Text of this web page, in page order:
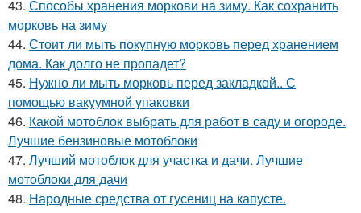
43. Способы хранения моркови на зиму. Как сохранить
морковь на зиму
44. Стоит ли мыть покупную морковь перед хранением
дома. Как долго не пропадет?
45. Нужно ли мыть морковь перед закладкой.. С
помощью вакуумной упаковки
46. Какой мотоблок выбрать для работ в саду и огороде.
Лучшие бензиновые мотоблоки
47. Лучший мотоблок для участка и дачи. Лучшие
мотоблоки для дачи
48. Народные средства от гусениц на капусте.